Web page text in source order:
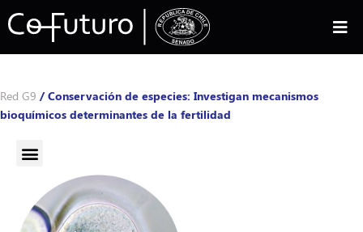
Red G9 /Conservación de especies: Investigan mecanismos
bioquímicos determinantes de la fertilidad